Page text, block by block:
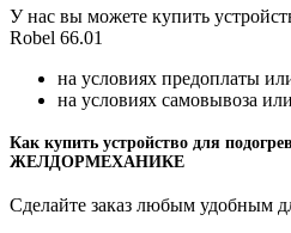
У нас вы можете купить
Robel 66.01
на условиях предоплаты
на условиях самовывоза
Как купить устройство для
ЖЕЛДОРМЕХАНИКЕ
Сделайте заказ любым удобным